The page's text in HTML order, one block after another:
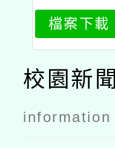
檔案下載
校園新
information